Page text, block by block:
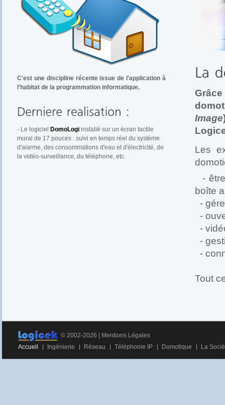
C'est une discipline récente issue de l'application à
l'habitat de la programmation informatique.
- Le logiciel DomoLogi installé sur un écran tactile
mural de 17 pouces : suivi en temps réel du système
d'alarme, des consommations d'eau et d'électricité, de
la vidéo-surveillance, du téléphone, etc.
Image
Les
-
boîte
-
-
-
-
-
Tout
© 2002-2026 |
Mentions Légales
Accueil
Ingénierie Réseau Téléphonie IP Domotique La